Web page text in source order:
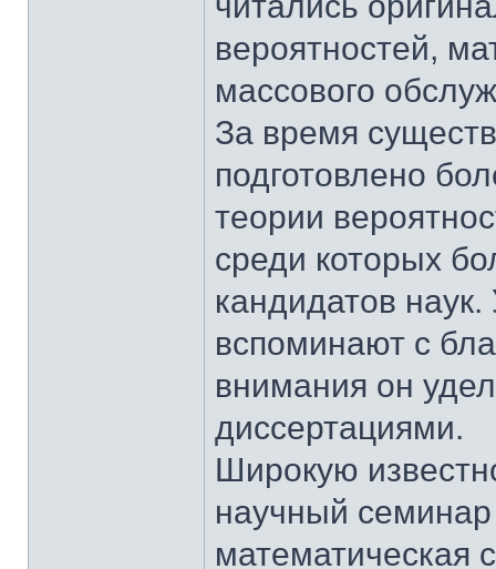
вероятностей,
массового
За время
подготовлено
теории
среди которых
кандидатов
вспоминают с
внимания он
диссертациями.
Широкую
научный семинар
математическая